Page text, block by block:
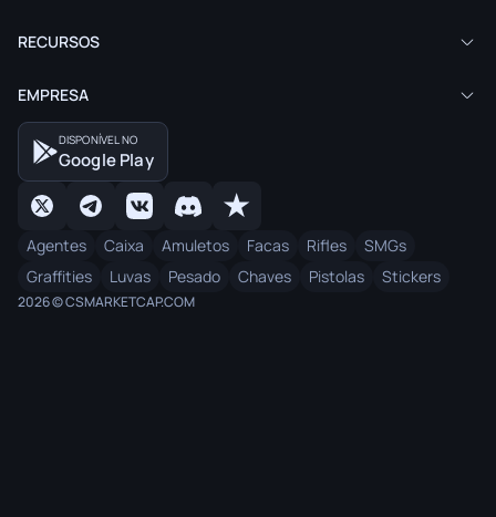
RECURSOS
EMPRESA
DISPONÍVEL NO
Google Play
Agentes Caixa Amuletos Facas Rifles
SMGs
Graffities
Luvas Pesado Chaves Pistolas Stickers
2026 © CSMARKETCAP.COM